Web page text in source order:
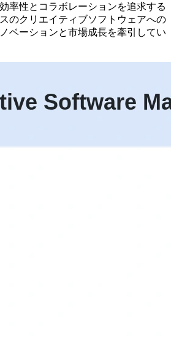
率性とコラボレーションを追求する
のクリエイティブソフトウェアへの
ベーションと市場成長を牽引してい